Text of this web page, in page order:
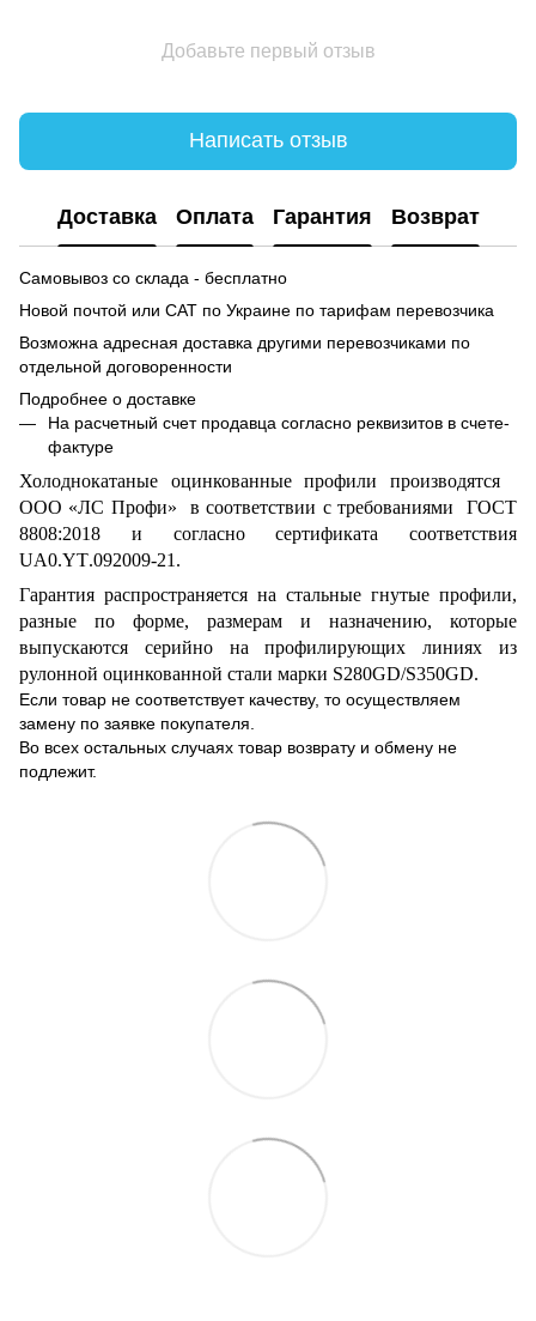
Добавьте первый отзыв
Написать отзыв
Доставка Оплата Гарантия Возврат
Самовывоз со склада - бесплатно
Новой почтой или САТ по Украине по тарифам перевозчика
Возможна адресная доставка другими перевозчиками по
отдельной договоренности
Подробнее о доставке
На расчетный счет продавца согласно реквизитов в счете-
фактуре
Холоднокатаные оцинкованные профили производятся
ООО «ЛС Профи» в соответствии с требованиями ГОСТ
8808:2018 и согласно сертификата соответствия
UA0.YT.092009-21.
Гарантия распространяется на стальные гнутые профили,
разные по форме, размерам и назначению, которые
выпускаются серийнона профилирующих линиях из
рулонной оцинкованной стали марки S280GD/S350GD.
Если товар не соответствует качеству, то осуществляем
замену по заявке покупателя.
Во всех остальных случаях товар возврату и обмену не
подлежит.